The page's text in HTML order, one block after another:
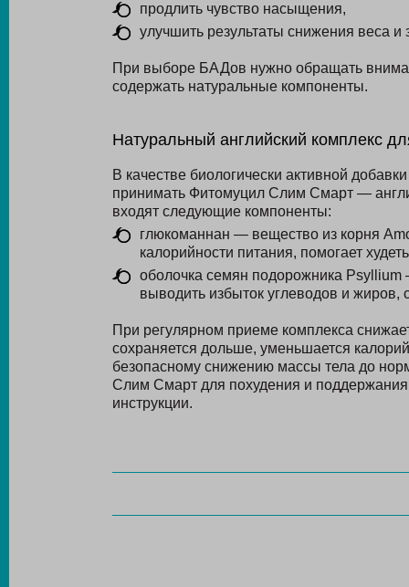
продлить чувство насыщения,
улучшить результаты снижения веса и
При выборе БАДов нужно обращать
содержать натуральные компоненты.
Натуральный английский комплекс
В качестве биологически активной
принимать Фитомуцил Слим Смарт —
входят следующие компоненты:
глюкоманнан — вещество из корня
калорийности питания, помогает
оболочка семян подорожника Psyllium
выводить избыток углеводов и жиров,
При регулярном приеме комплекса
сохраняется дольше, уменьшается
безопасному снижению массы тела до
Слим Смарт для похудения и поддержания
инструкции.